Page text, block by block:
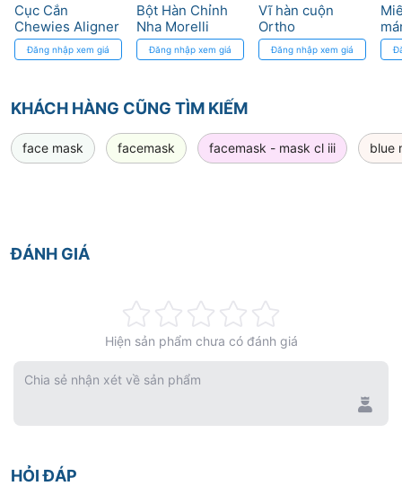
Cục Cắn
Chewies Aligner
Dentsply Sirona
- Tối ưu Khay
Đăng nhập xem giá
Bột Hàn Chỉnh
Nha Morelli
Solder Flux - Độ
Bám Dính Cao
Đăng nhập xem giá
Vĩ hàn cuộn
Ortho
Techonology
Đăng nhập xem giá
KHÁCH HÀNG CŨNG TÌM KIẾM
face mask facemask facemask - mask cl iii blue
ĐÁNH GIÁ
0%
Hiện sản phẩm chưa có đánh giá
Chia sẻ nhận xét về sản phẩm
HỎI ĐÁP